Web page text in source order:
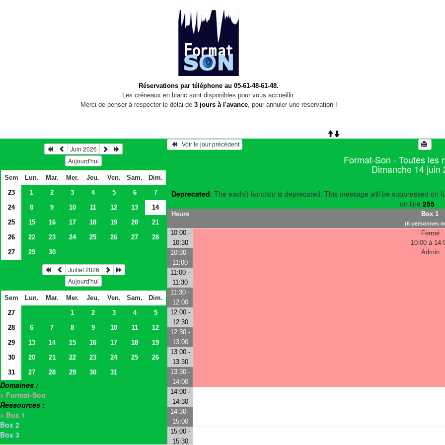
Réservations par téléphone au 05-61-48-61-48.
Les créneaux en blanc sont disponibles pour vous accueillir.
Merci de penser à respecter le délai de 3 jours à l'avance, pour annuler une réservation !
Juin 2026
Aujourd'hui
Sem Lun. Mar. Mer. Jeu. Ven. Sam.
Dim.
23
1 2 3 4 5 6
7
24
8 9 10 11 12 13
14
25
15 16 17 18 19 20
21
26
22 23 24 25 26 27
28
27
29 30
Juillet 2026
Aujourd'hui
Sem Lun. Mar. Mer. Jeu. Ven. Sam.
Dim.
27
1 2 3 4
5
28
6 7 8 9 10 11
12
29
13 14 15 16 17 18
19
30
20 21 22 23 24 25
26
31
27 28 29 30 31
Domaines :
> Format-Son
Ressources :
> Box 1
Box 2
Box 3
   Voir le jour précédent
Format-Son - Toutes les
Dimanche 14 juin
Deprecated: The each() function is deprecated. This message will be suppressed on
on line 255
Heure Box 1
(6 personnes
10:00 -
10:30
Fermé
10:00 à
Admin
10:30 -
11:00
11:00 -
11:30
11:30 -
12:00
12:00 -
12:30
12:30 -
13:00
13:00 -
13:30
13:30 -
14:00
14:00 -
14:30
14:30 -
15:00
15:00 -
15:30